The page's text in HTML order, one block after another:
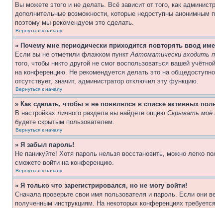
Вы можете этого и не делать. Всё зависит от того, как
дополнительные возможности, которые недоступны анонимным
поэтому мы рекомендуем это сделать.
Вернуться к началу
» Почему мне периодически приходится повторять ввод
Если вы не отметили флажком пунктАвтоматически входить
того, чтобы никто другой не смог воспользоваться вашей
на конференцию. Не рекомендуется делать это на
отсутствует, значит, администратор отключил эту функцию.
Вернуться к началу
» Как сделать, чтобы я не появлялся в списке активных
В настройках личного раздела вы найдете опцию Скрывать моё
будете скрытым пользователем.
Вернуться к началу
» Я забыл пароль!
Не паникуйте! Хотя пароль нельзя восстановить, можно легко
сможете войти на конференцию.
Вернуться к началу
» Я только что зарегистрировался, но не могу войти!
Сначала проверьте свои имя пользователя и пароль. Если они
полученным инструкциям. На некоторых конференциях